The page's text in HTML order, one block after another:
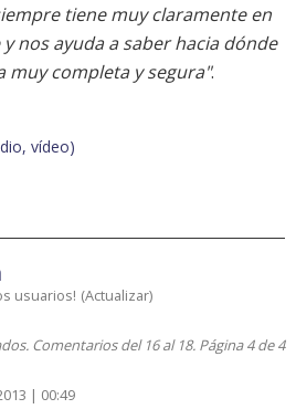
tiene muy claramente en
nos ayuda a saber hacia dónde
muy completa y segura".
vídeo)
usuarios! (Actualizar)
Comentarios del 16 al 18. Página 4 de 4
| 00:49